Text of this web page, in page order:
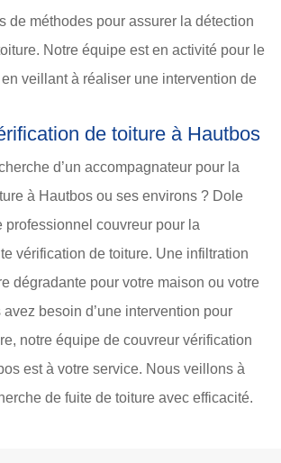
de méthodes pour assurer la détection
Notre équipe est en activité pour le
veillant à réaliser une intervention de
de toiture à Hautbos
d’un accompagnateur pour la
à Hautbos ou ses environs ? Dole
professionnel couvreur pour la
vérification de toiture. Une infiltration
dégradante pour votre maison ou votre
besoin d’une intervention pour
notre équipe de couvreur vérification
est à votre service. Nous veillons à
de fuite de toiture avec efficacité.